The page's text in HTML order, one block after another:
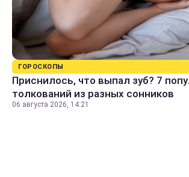
ГОРОСКОПЫ
Приснилось, что выпал зуб? 7
толкований из разных сонников
06 августа 2026, 14:21